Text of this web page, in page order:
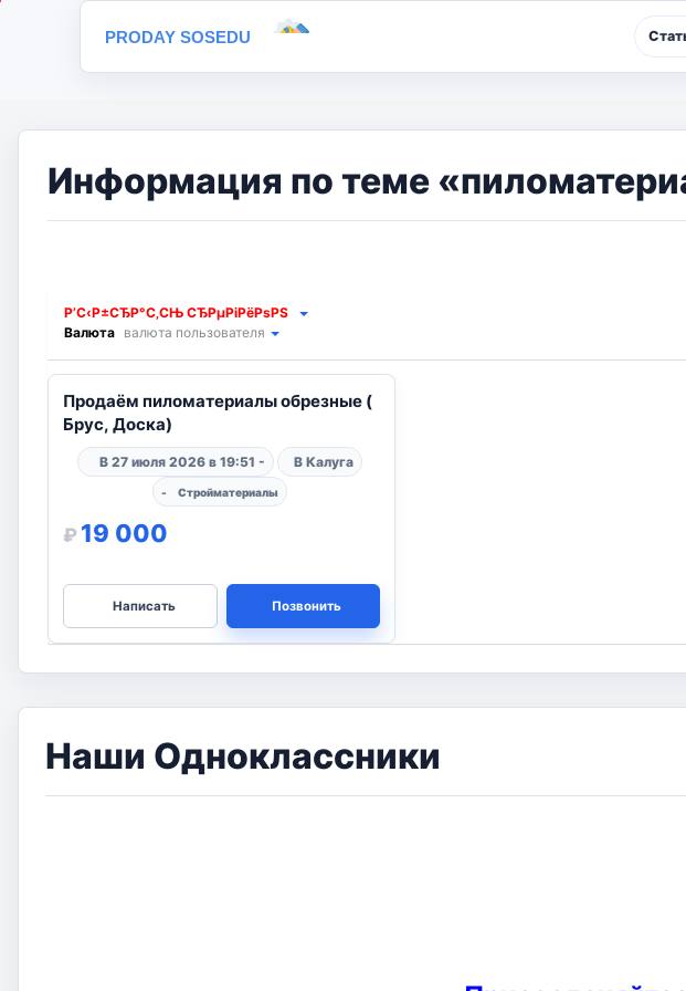
PRODAY SOSEDU
Информация по теме
Р’С‹Р±СЂР°С‚СЊ СЂРµРіРёРѕРЅ
Валюта валюта пользователя
Продаём пиломатериалы обрезные (
Брус, Доска)